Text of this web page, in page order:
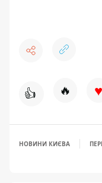
👍 🔥 ♥
НОВИНИ КИЄВА